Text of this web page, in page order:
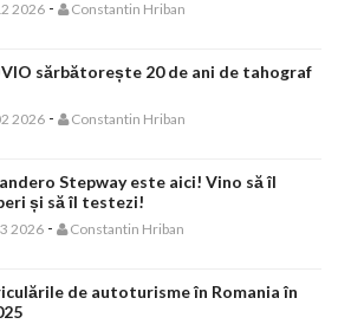
2026 - Constantin Hriban
sărbătorește 20 de ani de tahograf
2026 - Constantin Hriban
Stepway este aici! Vino să îl
și să îl testezi!
2026 - Constantin Hriban
de autoturisme în Romania în